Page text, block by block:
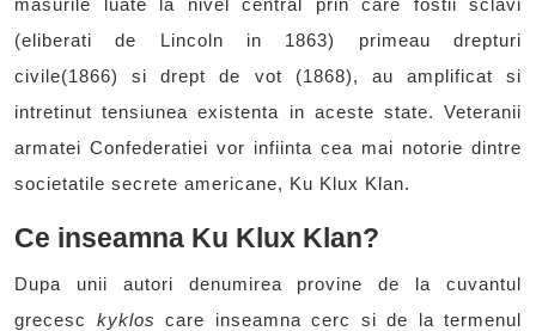
(eliberati de Lincoln in 1863) primeau drepturi
civile(1866) si drept de vot (1868), au amplificat si
intretinut tensiunea existenta in aceste state. Veteranii
armatei Confederatiei vor infiinta cea mai notorie dintre
societatile secrete americane, Ku Klux Klan.
Ce inseamna Ku Klux Klan?
Dupa unii autori denumirea provine de la cuvantul
grecesc
kyklos care inseamna cerc si de la termenul